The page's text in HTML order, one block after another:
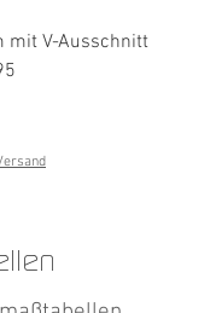
mit V-Ausschnitt